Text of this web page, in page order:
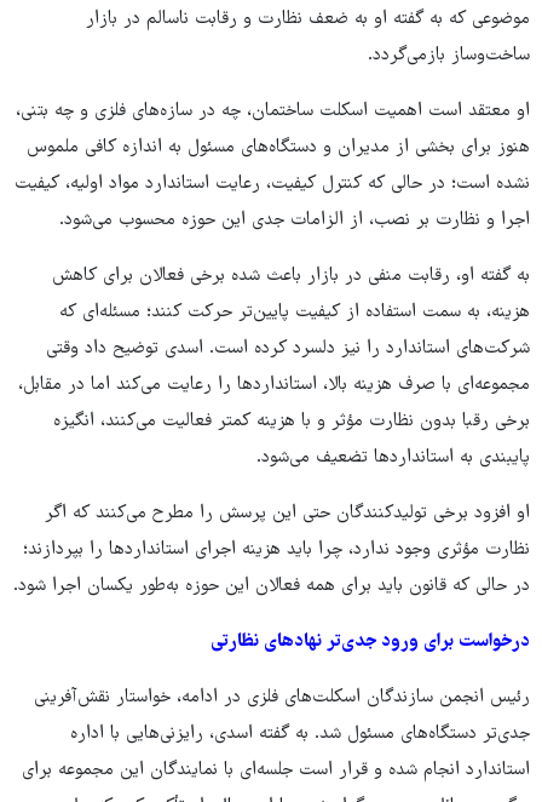
موضوعی که به گفته او به ضعف نظارت و رقابت ناسالم در بازار
ساخت‌وساز بازمی‌گردد.
او معتقد است اهمیت اسکلت ساختمان، چه در سازه‌های فلزی و چه بتنی،
هنوز برای بخشی از مدیران و دستگاه‌های مسئول به اندازه کافی ملموس
نشده است؛ در حالی که کنترل کیفیت، رعایت استاندارد مواد اولیه، کیفیت
اجرا و نظارت بر نصب، از الزامات جدی این حوزه محسوب می‌شود.
به گفته او، رقابت منفی در بازار باعث شده برخی فعالان برای کاهش
هزینه، به سمت استفاده از کیفیت پایین‌تر حرکت کنند؛ مسئله‌ای که
شرکت‌های استاندارد را نیز دلسرد کرده است. اسدی توضیح داد وقتی
مجموعه‌ای با صرف هزینه بالا، استانداردها را رعایت می‌کند اما در مقابل،
برخی رقبا بدون نظارت مؤثر و با هزینه کمتر فعالیت می‌کنند، انگیزه
پایبندی به استانداردها تضعیف می‌شود.
او افزود برخی تولیدکنندگان حتی این پرسش را مطرح می‌کنند که اگر
نظارت مؤثری وجود ندارد، چرا باید هزینه اجرای استانداردها را بپردازند؛
در حالی که قانون باید برای همه فعالان این حوزه به‌طور یکسان اجرا شود.
درخواست برای ورود جدی‌تر نهادهای نظارتی
رئیس انجمن سازندگان اسکلت‌های فلزی در ادامه، خواستار نقش‌آفرینی
جدی‌تر دستگاه‌های مسئول شد. به گفته اسدی، رایزنی‌هایی با اداره
استاندارد انجام شده و قرار است جلسه‌ای با نمایندگان این مجموعه برای